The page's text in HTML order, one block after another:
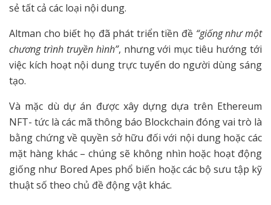
sẻ tất cả các loại nội dung.
Altman cho biết họ đã phát triển tiền đề “giống như một
chương trình truyền hình”, nhưng với mục tiêu hướng tới
việc kích hoạt nội dung trực tuyến do người dùng sáng
tạo.
Và mặc dù dự án được xây dựng dựa trên Ethereum
NFT- tức là các mã thông báo Blockchain đóng vai trò là
bằng chứng về quyền sở hữu đối với nội dung hoặc các
mặt hàng khác – chúng sẽ không nhìn hoặc hoạt động
giống như Bored Apes phổ biến hoặc các bộ sưu tập kỹ
thuật số theo chủ đề động vật khác.